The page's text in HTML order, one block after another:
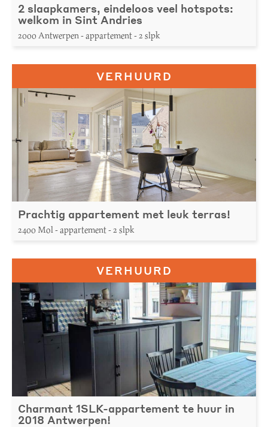
2 slaapkamers, eindeloos veel hotspots:
welkom in Sint Andries
2000 Antwerpen - appartement - 2 slpk
VERHUURD
Prachtig appartement met leuk terras!
2400 Mol - appartement - 2 slpk
VERHUURD
Charmant 1SLK-appartement te huur in
2018 Antwerpen!